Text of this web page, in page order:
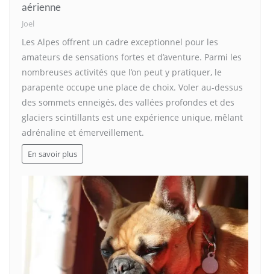
aérienne
Joel
Les Alpes offrent un cadre exceptionnel pour les
amateurs de sensations fortes et d’aventure. Parmi les
nombreuses activités que l’on peut y pratiquer, le
parapente occupe une place de choix. Voler au-dessus
des sommets enneigés, des vallées profondes et des
glaciers scintillants est une expérience unique, mêlant
adrénaline et émerveillement.
En savoir plus